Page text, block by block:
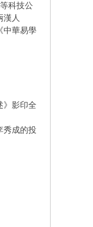
科技公
漢人
中華易學
》影印全
秀成的投